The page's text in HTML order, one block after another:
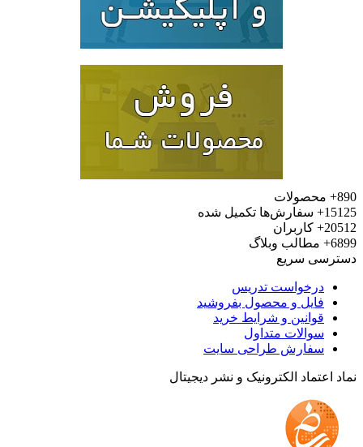
محصولات
سفارش‌ها تکمیل شده
کاربران
مطالب وبلاگ
سریع
درخواست تدریس
فایل و محصول بفروشید
قوانین و شرایط خرید
سوالات متداول
سفارش طراحی سایت
اعتماد الکترونیک و نشر دیجیتال